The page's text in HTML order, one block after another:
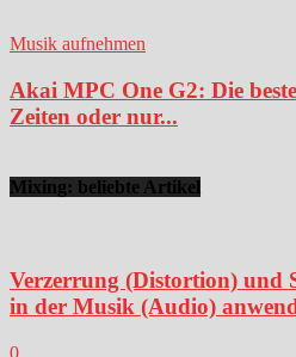
Musik aufnehmen
Akai MPC One G2: Die
Zeiten oder nur...
Mixing: beliebte Artikel
Verzerrung (Distortion) und
in der Musik (Audio)